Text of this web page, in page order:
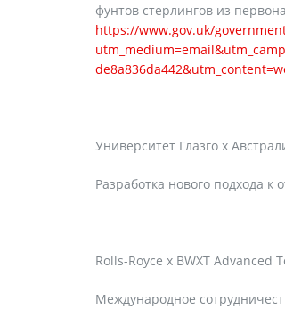
фунтов стерлингов из
https://www.gov.uk/
Университет Глазго x
Разработка нового подхода к
Rolls-Royce x BWXT Advanced
Международное